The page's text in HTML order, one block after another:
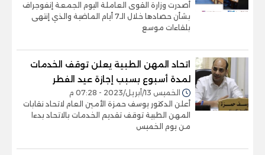
أصدرت وزارة القوى العاملة اليوم الجمعة إنفوجراف
بشأن حصادها خلال الـ7 أيام الماضية والذي إنتهى
بلقاءات موسع
اتحاد المهن الطبية يعلن توقف الخدمات
لمدة أسبوع بسبب إجازة عيد الفطر
الخميس 13/أبريل/2023 - 07:28 م
أعلن الدكتور يوسف حمزة الأمين العام لاتحاد نقابات
المهن الطبية توقف تقديم الخدمات بالاتحاد بدءا
من يوم الخميس